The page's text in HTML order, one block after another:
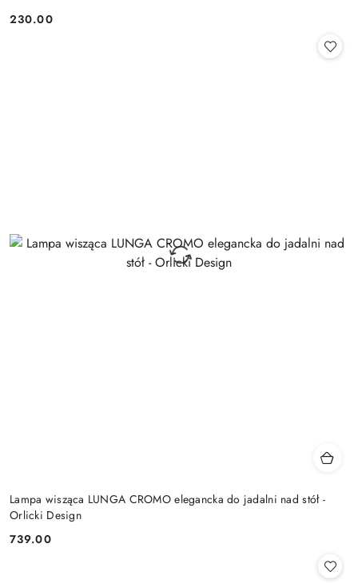
Cena:
230.00
Lampa wisząca LUNGA CROMO elegancka do jadalni nad stół -
Orlicki Design
Cena:
739.00